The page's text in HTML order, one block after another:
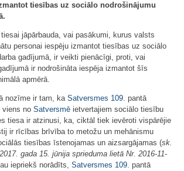
tiesības uz sociālo nodrošinājumu
jāpārbauda, vai pasākumi, kurus valsts
personai iespēju izmantot tiesības uz sociālo
gadījumā, ir veikti pienācīgi, proti, vai
ir nodrošināta iespēja izmantot šīs
apmērā.
nozīme ir tam, kaSatversmes 109. pantā
viens no Satversmē ietvertajiem sociālo tiesību
tiesa ir atzinusi, ka, ciktāl tiek ievēroti vispārējie
ir rīcības brīvība to metožu un mehānismu
tiesības īstenojamas un aizsargājamas (sk.
gada 15. jūnija sprieduma lietā Nr. 2016-11-
iepriekš norādīts, Satversmes 109. pantā